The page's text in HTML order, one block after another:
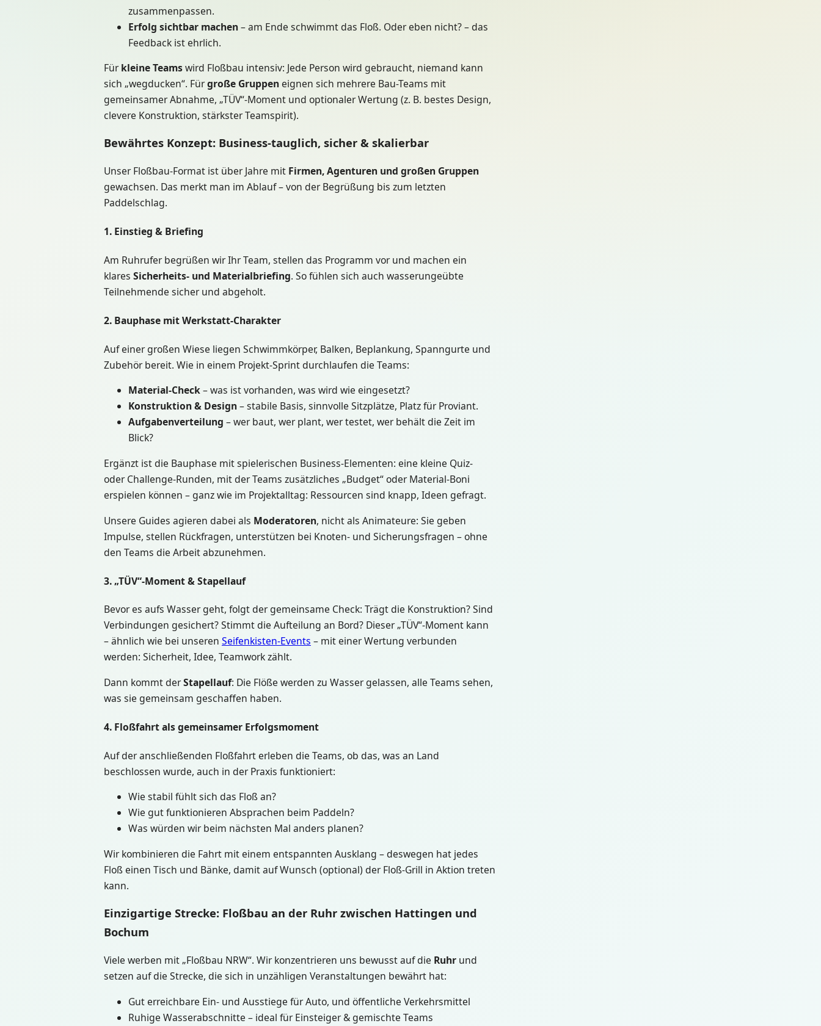
zusammenpassen.
Erfolg sichtbar machen– am Ende schwimmt das Floß. Oder eben nicht? – das
Feedback ist ehrlich.
Fürkleine Teamswird Floßbau intensiv: Jede Person wird gebraucht, niemand kann
sich „wegducken“. Fürgroße Gruppeneignen sich mehrere Bau-Teams mit
gemeinsamer Abnahme, „TÜV“-Moment und optionaler Wertung (z. B. bestes Design,
clevere Konstruktion, stärkster Teamspirit).
Bewährtes Konzept: Business-tauglich, sicher & skalierbar
Unser Floßbau-Format ist über Jahre mit Firmen, Agenturen und großen Gruppen
gewachsen. Das merkt man im Ablauf – von der Begrüßung bis zum letzten
Paddelschlag.
1. Einstieg & Briefing
Am Ruhrufer begrüßen wir Ihr Team, stellen das Programm vor und machen ein
klares Sicherheits- und Materialbriefing. So fühlen sich auch wasserungeübte
Teilnehmende sicher und abgeholt.
2. Bauphase mit Werkstatt-Charakter
Auf einer großen Wiese liegen Schwimmkörper, Balken, Beplankung, Spanngurte und
Zubehör bereit. Wie in einem Projekt-Sprint durchlaufen die Teams:
Material-Check– was ist vorhanden, was wird wie eingesetzt?
Konstruktion & Design– stabile Basis, sinnvolle Sitzplätze, Platz für Proviant.
Aufgabenverteilung – wer baut, wer plant, wer testet, wer behält die Zeit im
Blick?
Ergänzt ist die Bauphase mit spielerischen Business-Elementen: eine kleine Quiz-
oder Challenge-Runden, mit der Teams zusätzliches „Budget“ oder Material-Boni
erspielen können – ganz wie im Projektalltag: Ressourcen sind knapp, Ideen gefragt.
Unsere Guides agieren dabei als Moderatoren, nicht als Animateure: Sie geben
Impulse, stellen Rückfragen, unterstützen bei Knoten- und Sicherungsfragen – ohne
den Teams die Arbeit abzunehmen.
3. „TÜV“-Moment & Stapellauf
Bevor es aufs Wasser geht, folgt der gemeinsame Check: Trägt die Konstruktion? Sind
Verbindungen gesichert? Stimmt die Aufteilung an Bord? Dieser „TÜV“-Moment kann
– ähnlich wie bei unseren Seifenkisten-Events – mit einer Wertung verbunden
werden: Sicherheit, Idee, Teamwork zählt.
Dann kommt derStapellauf: Die Flöße werden zu Wasser gelassen, alle Teams sehen,
was sie gemeinsam geschaffen haben.
4. Floßfahrt als gemeinsamer Erfolgsmoment
Auf der anschließenden Floßfahrt erleben die Teams, ob das, was an Land
beschlossen wurde, auch in der Praxis funktioniert:
Wie stabil fühlt sich das Floß an?
Wie gut funktionieren Absprachen beim Paddeln?
Was würden wir beim nächsten Mal anders planen?
Wir kombinieren die Fahrt mit einem entspannten Ausklang – deswegen hat jedes
Floß einen Tisch und Bänke, damit auf Wunsch (optional) der Floß-Grill in Aktion treten
kann.
Einzigartige Strecke: Floßbau an der Ruhr zwischen Hattingen und
Bochum
Viele werben mit „Floßbau NRW“. Wir konzentrieren uns bewusst auf die Ruhr und
setzen auf die Strecke, die sich in unzähligen Veranstaltungen bewährt hat:
Gut erreichbare Ein- und Ausstiege für Auto, und öffentliche Verkehrsmittel
Ruhige Wasserabschnitte – ideal für Einsteiger & gemischte Teams